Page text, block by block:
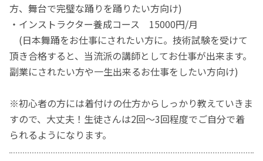
方、舞台で完璧な踊りを踊りたい方向け)
・インストラクター養成コース 15000円/月
(日本舞踊をお仕事にされたい方に。技術試験を受けて
頂き合格すると、当流派の講師としてお仕事が出来ます。
副業にされたい方や一生出来るお仕事をしたい方向け)
※初心者の方には着付けの仕方からしっかり教えていきま
すので、大丈夫！生徒さんは2回～3回程度でご自分で着
られるようになります。